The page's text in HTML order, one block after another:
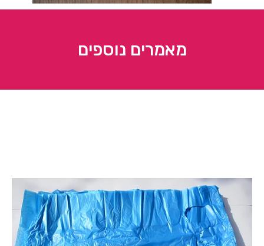
מאמרים נוספים